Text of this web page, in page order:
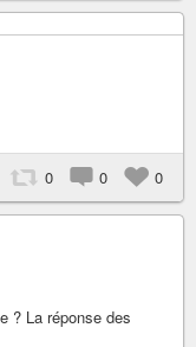
0 0 0
? La réponse des